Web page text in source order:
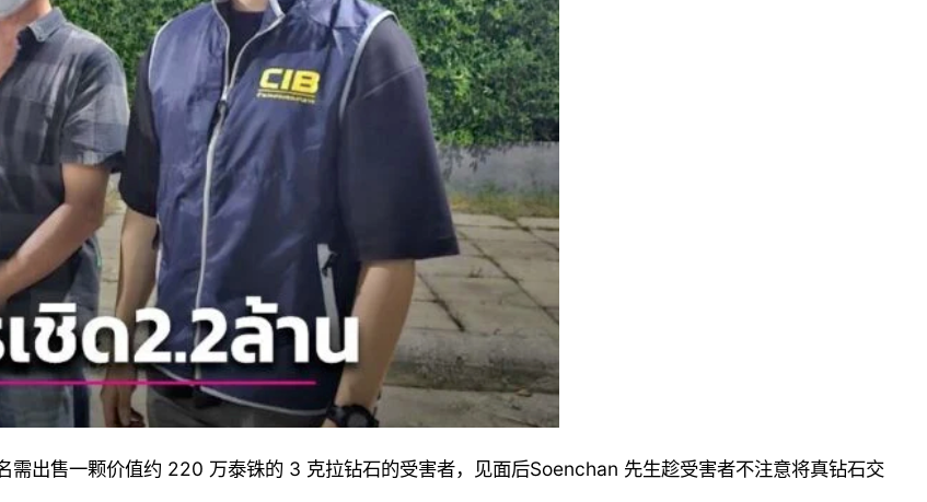
出售一颗价值约 220 万泰铢的 3 克拉钻石的受害者，见面后Soenchan 先生趁受害者不注意将真钻石交